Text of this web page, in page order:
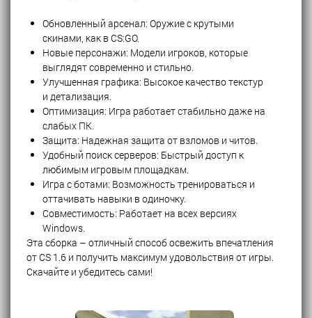
Обновленный арсенал: Оружие с крутыми
скинами, как в CS:GO.
Новые персонажи: Модели игроков, которые
выглядят современно и стильно.
Улучшенная графика: Высокое качество текстур
и детализация.
Оптимизация: Игра работает стабильно даже на
слабых ПК.
Защита: Надежная защита от взломов и читов.
Удобный поиск серверов: Быстрый доступ к
любимым игровым площадкам.
Игра с ботами: Возможность тренироваться и
оттачивать навыки в одиночку.
Совместимость: Работает на всех версиях
Windows.
Эта сборка – отличный способ освежить впечатления
от CS 1.6 и получить максимум удовольствия от игры.
Скачайте и убедитесь сами!